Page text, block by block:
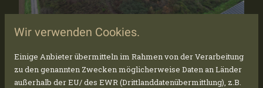
Wir verwenden Cookies.
Einige Anbieter übermitteln im Rahmen von der Verarbeitung
zu den genannten Zwecken möglicherweise Daten an Länder
außerhalb der EU/ des EWR (Drittlanddatenübermittlung), z.B.